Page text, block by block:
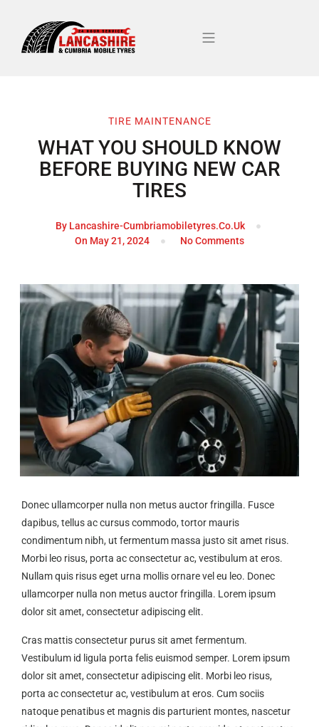
TIRE MAINTENANCE
WHAT YOU SHOULD KNOW
BEFORE BUYING NEW CAR
TIRES
ByLancashire-Cumbriamobiletyres.co.uk
On May 21, 2024 No Comments
Donec ullamcorper nulla non metus auctor fringilla. Fusce
dapibus, tellus ac cursus commodo, tortor mauris
condimentum nibh, ut fermentum massa justo sit amet risus.
Morbi leo risus, porta ac consectetur ac, vestibulum at eros.
Nullam quis risus eget urna mollis ornare vel eu leo. Donec
ullamcorper nulla non metus auctor fringilla. Lorem ipsum
dolor sit amet, consectetur adipiscing elit.
Cras mattis consectetur purus sit amet fermentum.
Vestibulum id ligula porta felis euismod semper. Lorem ipsum
dolor sit amet, consectetur adipiscing elit. Morbi leo risus,
porta ac consectetur ac, vestibulum at eros. Cum sociis
natoque penatibus et magnis dis parturient montes, nascetur